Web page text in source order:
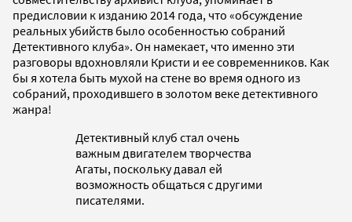
предисловии к изданию 2014 года, что «обсуждение
реальных убийств было особенностью собраний
Детективного клуба». Он намекает, что именно эти
разговоры вдохновляли Кристи и ее современников. Как
бы я хотела быть мухой на стене во время одного из
собраний, проходившего в золотом веке детективного
жанра!
Детективный клуб стал очень
важным двигателем творчества
Агаты, поскольку давал ей
возможность общаться с другими
писателями.